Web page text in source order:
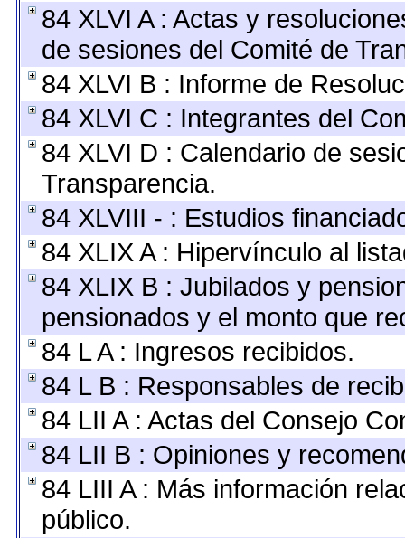
84 XLVI A : Actas y
de sesiones del Comité de
84 XLVI B : Informe de
84 XLVI C : Integrantes del
84 XLVI D : Calendario de
Transparencia.
84 XLVIII - : Estudios
84 XLIX A : Hipervínculo al
84 XLIX B : Jubilados y
pensionados y el monto que
84 L A : Ingresos recibidos.
84 L B : Responsables de
84 LII A : Actas del Consejo
84 LII B : Opiniones y
84 LIII A : Más información
público.